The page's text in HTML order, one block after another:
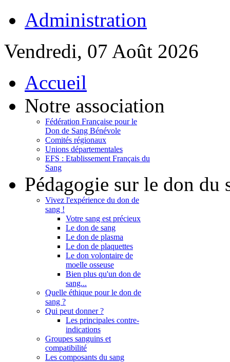
Administration
Vendredi, 07 Août 2026
Accueil
Notre association
Fédération Française pour le
Don de Sang Bénévole
Comités régionaux
Unions départementales
EFS : Etablissement Français du
Sang
Pédagogie sur le don du
Vivez l'expérience du don de
sang !
Votre sang est précieux
Le don de sang
Le don de plasma
Le don de plaquettes
Le don volontaire de
moelle osseuse
Bien plus qu'un don de
sang...
Quelle éthique pour le don de
sang ?
Qui peut donner ?
Les principales contre-
indications
Groupes sanguins et
compatibilité
Les composants du sang